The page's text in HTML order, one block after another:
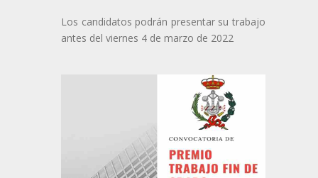
Los candidatos podrán presentar su trabajo
antes del viernes 4 de marzo de 2022